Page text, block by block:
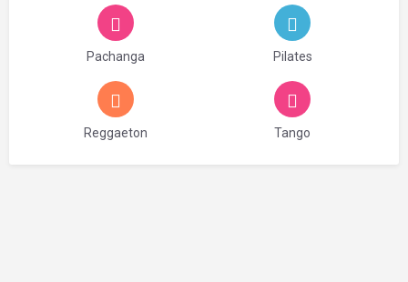
Pachanga Pilates
Reggaeton Tango